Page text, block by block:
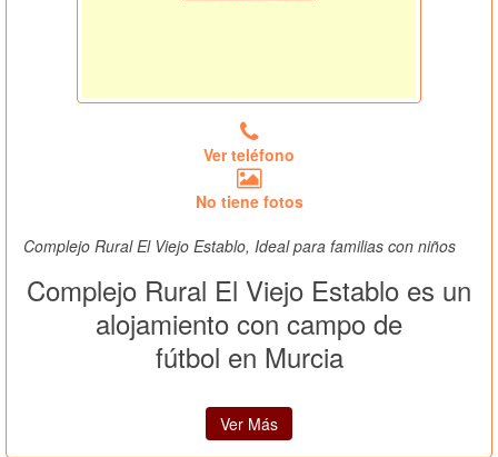
Ver teléfono
No tiene fotos
Complejo Rural El Viejo Establo, Ideal para familias con niños
Complejo Rural El Viejo Establo es un
alojamiento con campo de
fútbol en Murcia
Ver Más